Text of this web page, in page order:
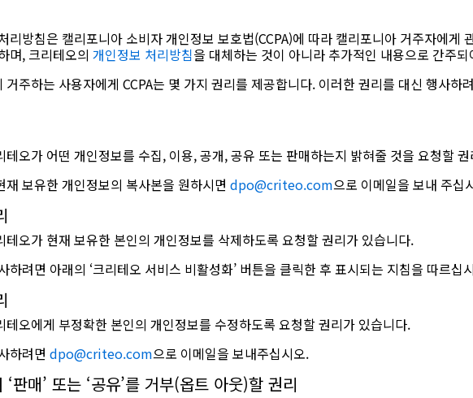
리방침은 캘리포니아 소비자 개인정보 보호법(CCPA)에 따라 캘리포니아 거주자에게
며, 크리테오의 개인정보 처리방침을 대체하는 것이 아니라 추가적인 내용으로 간주
거주하는 사용자에게 CCPA는 몇 가지 권리를 제공합니다. 이러한 권리를 대신 행사하
테오가 어떤 개인정보를 수집, 이용, 공개, 공유 또는 판매하는지 밝혀줄 것을 요청할
재 보유한 개인정보의 복사본을 원하시면 dpo@criteo.com으로 이메일을 보내 주십
테오가 현재 보유한 본인의 개인정보를 삭제하도록 요청할 권리가 있습니다.
하려면 아래의 ‘크리테오 서비스 비활성화’ 버튼을 클릭한 후 표시되는 지침을 따르십
테오에게 부정확한 본인의 개인정보를 수정하도록 요청할 권리가 있습니다.
하려면 dpo@criteo.com으로 이메일을 보내주십시오.
‘판매’ 또는 ‘공유’를 거부(옵트 아웃)할 권리